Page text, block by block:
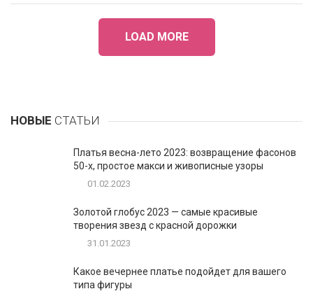
LOAD MORE
НОВЫЕ СТАТЬИ
Платья весна-лето 2023: возвращение фасонов
50-х, простое макси и живописные узоры
01.02.2023
Золотой глобус 2023 — самые красивые
творения звезд с красной дорожки
31.01.2023
Какое вечернее платье подойдет для вашего
типа фигуры